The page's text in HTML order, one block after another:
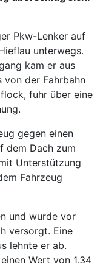
Pkw-Lenker auf
unterwegs.
kam er aus
von der Fahrbahn
fuhr über eine
gegen einen
dem Dach zum
Unterstützung
Fahrzeug
und wurde vor
versorgt. Eine
lehnte er ab.
Wert von 1,34